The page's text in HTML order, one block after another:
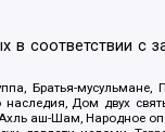
соответствии с
Братья-мусульмане,
наследия, Дом двух
Ахль аш-Шам, Народное